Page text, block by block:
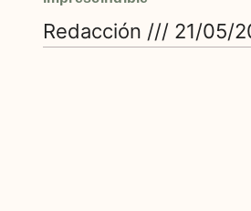
Redacción 21/05/